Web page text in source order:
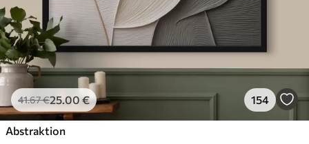
41.67€25.00 € 154
Abstraktion